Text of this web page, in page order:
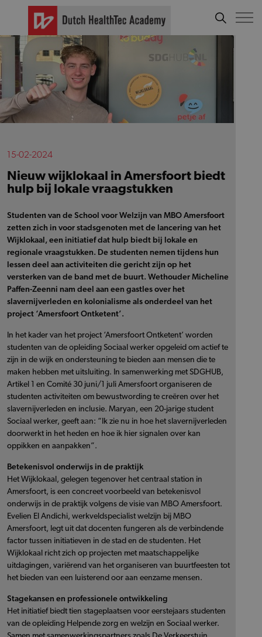
15-02-2024
Nieuw wijklokaal in Amersfoort biedt
hulp bij lokale vraagstukken
Studenten van de School voor Welzijn van MBO Amersfoort
zetten zich in voor stadsgenoten met de lancering van het
Wijklokaal, een initiatief dat hulp biedt bij lokale en
regionale vraagstukken. De studenten nemen tijdens hun
lessen deel aan activiteiten die gericht zijn op het
versterken van de band met de buurt. Wethouder Micheline
Paffen-Zeenni nam deel aan een gastles over het
slavernijverleden en kolonialisme als onderdeel van het
project ‘Amersfoort Ontketent’.
In het kader van het project ‘Amersfoort Ontketent’ worden
studenten van de opleiding Sociaal werker opgeleid om actief te
zijn in de wijk en ondersteuning te bieden aan mensen die te
maken hebben met uitsluiting. In samenwerking met SDGHUB,
Artikel 1 en Comité 30 juni/1 juli Amersfoort organiseren de
studenten activiteiten om bewustwording te creëren over het
slavernijverleden en inclusie. Maryan, een 20-jarige student
Sociaal werker, geeft aan: “Ik zie nu in hoe het slavernijverleden
doorwerkt in het heden en hoe ik hier signalen over kan
oppikken en aanpakken”.
Betekenisvol onderwijs in de praktijk
Het Wijklokaal, gelegen tegenover het centraal station in
Amersfoort, is een concreet voorbeeld van betekenisvol
onderwijs in de praktijk volgens de visie van MBO Amersfoort.
Evelien El Andichi, werkveldspecialist welzijn bij MBO
Amersfoort, legt uit dat docenten fungeren als de verbindende
factor tussen initiatieven in de stad en de studenten. Het
Wijklokaal richt zich op projecten met maatschappelijke
uitdagingen, variërend van het organiseren van buurtfeesten tot
het bieden van een luisterend oor aan eenzame mensen.
Stagekansen en professionele ontwikkeling
Het initiatief biedt tien stageplaatsen voor eerstejaars studenten
van de opleiding Helpende zorg en welzijn en Sociaal werker.